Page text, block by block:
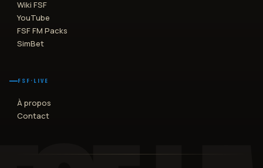
Wiki FSF
YouTube
FSF FM Packs
SimBet
FSF·LIVE
À propos
Contact